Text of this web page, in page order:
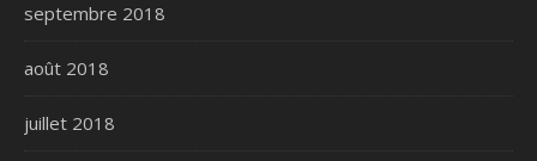
septembre 2018
août 2018
juillet 2018